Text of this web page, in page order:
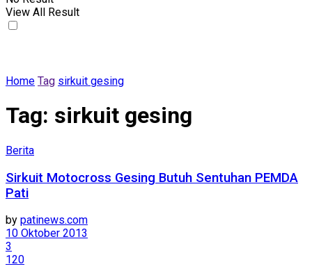
View All Result
Home Tag sirkuit gesing
Tag: sirkuit gesing
Berita
Sirkuit Motocross Gesing Butuh Sentuhan PEMDA
Pati
by patinews.com
10 Oktober 2013
3
120